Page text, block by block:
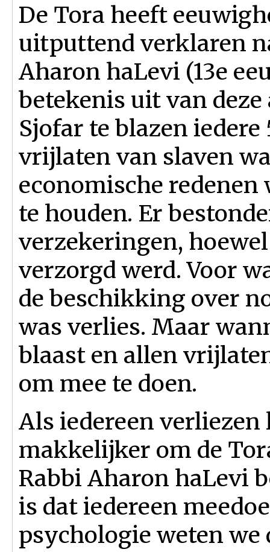
De Tora heeft
uitputtend verklaren
Aharon haLevi (13e
betekenis uit van
Sjofar te blazen iedere
vrijlaten van slaven
economische
te houden. Er
verzekeringen,
verzorgd werd. Voor
de beschikking over
was verlies. Maar
blaast en allen
om mee te doen.
Als iedereen
makkelijker om de
Rabbi Aharon haLevi
is dat iedereen
psychologie weten